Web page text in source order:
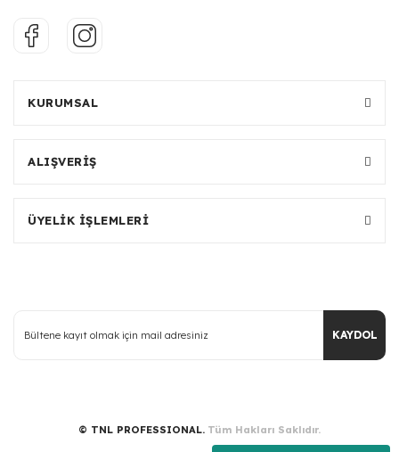
KURUMSAL
ALIŞVERİŞ
ÜYELİK İŞLEMLERİ
KAYDOL
© TNL PROFESSIONAL. Tüm Hakları Saklıdır.